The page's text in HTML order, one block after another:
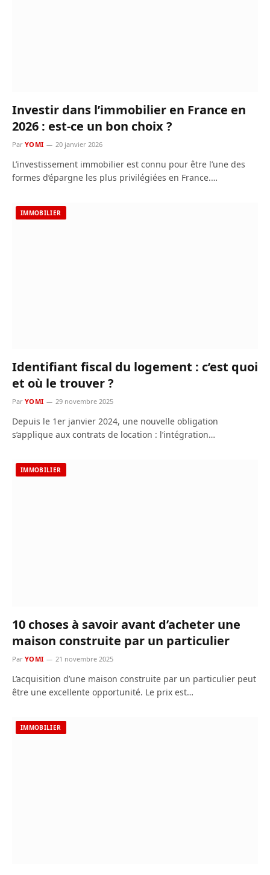
Investir dans l’immobilier en France en
2026 : est-ce un bon choix ?
Par YOMI 20 janvier 2026
L’investissement immobilier est connu pour être l’une des
formes d’épargne les plus privilégiées en France.…
IMMOBILIER
Identifiant fiscal du logement : c’est quoi
et où le trouver ?
Par YOMI 29 novembre 2025
Depuis le 1er janvier 2024, une nouvelle obligation
s’applique aux contrats de location : l’intégration…
IMMOBILIER
10 choses à savoir avant d’acheter une
maison construite par un particulier
Par YOMI 21 novembre 2025
L’acquisition d’une maison construite par un particulier peut
être une excellente opportunité. Le prix est…
IMMOBILIER